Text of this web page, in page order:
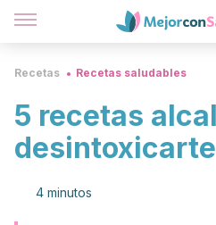
Recetas Recetas saludables
5 recetas
desintoxicarte
4 minutos